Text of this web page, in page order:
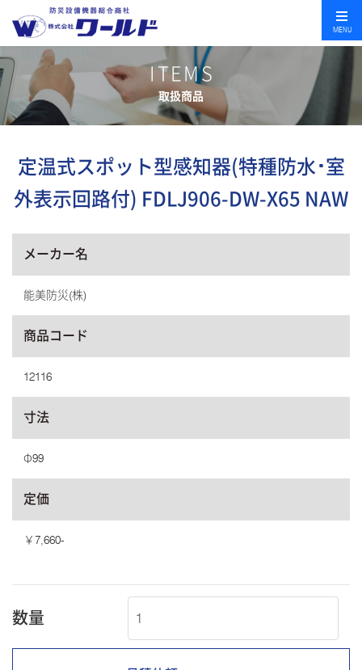
MENU
ITEMS
取扱商品
定温式スポット型感知器(特種防水･室
外表示回路付) FDLJ906-DW-X65 NAW
メーカー名
能美防災(株)
商品コード
12116
寸法
Φ99
定価
￥7,660-
数量